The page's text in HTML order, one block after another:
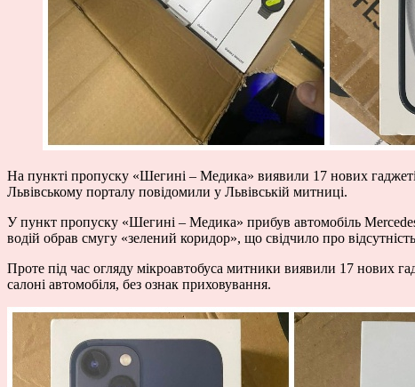
На пункті пропуску «Шегині – Медика» виявили 17 нових
Львівському порталу повідомили у Львівській митниці.
У пункт пропуску «Шегині – Медика» прибув автомобіль
водій обрав смугу «зелений коридор», що свідчило про
Проте під час огляду мікроавтобуса митники виявили 17 нових
салоні автомобіля, без ознак приховування.